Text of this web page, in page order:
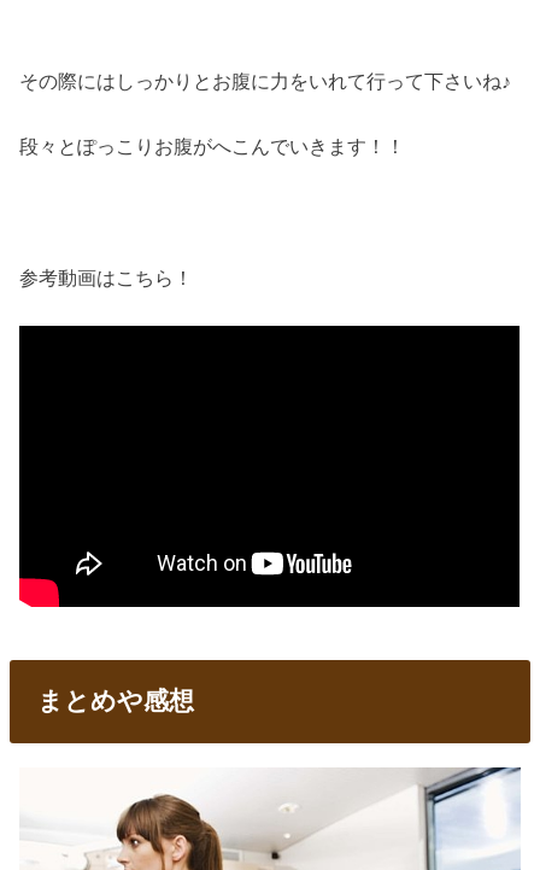
その際にはしっかりとお腹に力をいれて行って下さいね♪
段々とぽっこりお腹がへこんでいきます！！
参考動画はこちら！
まとめや感想